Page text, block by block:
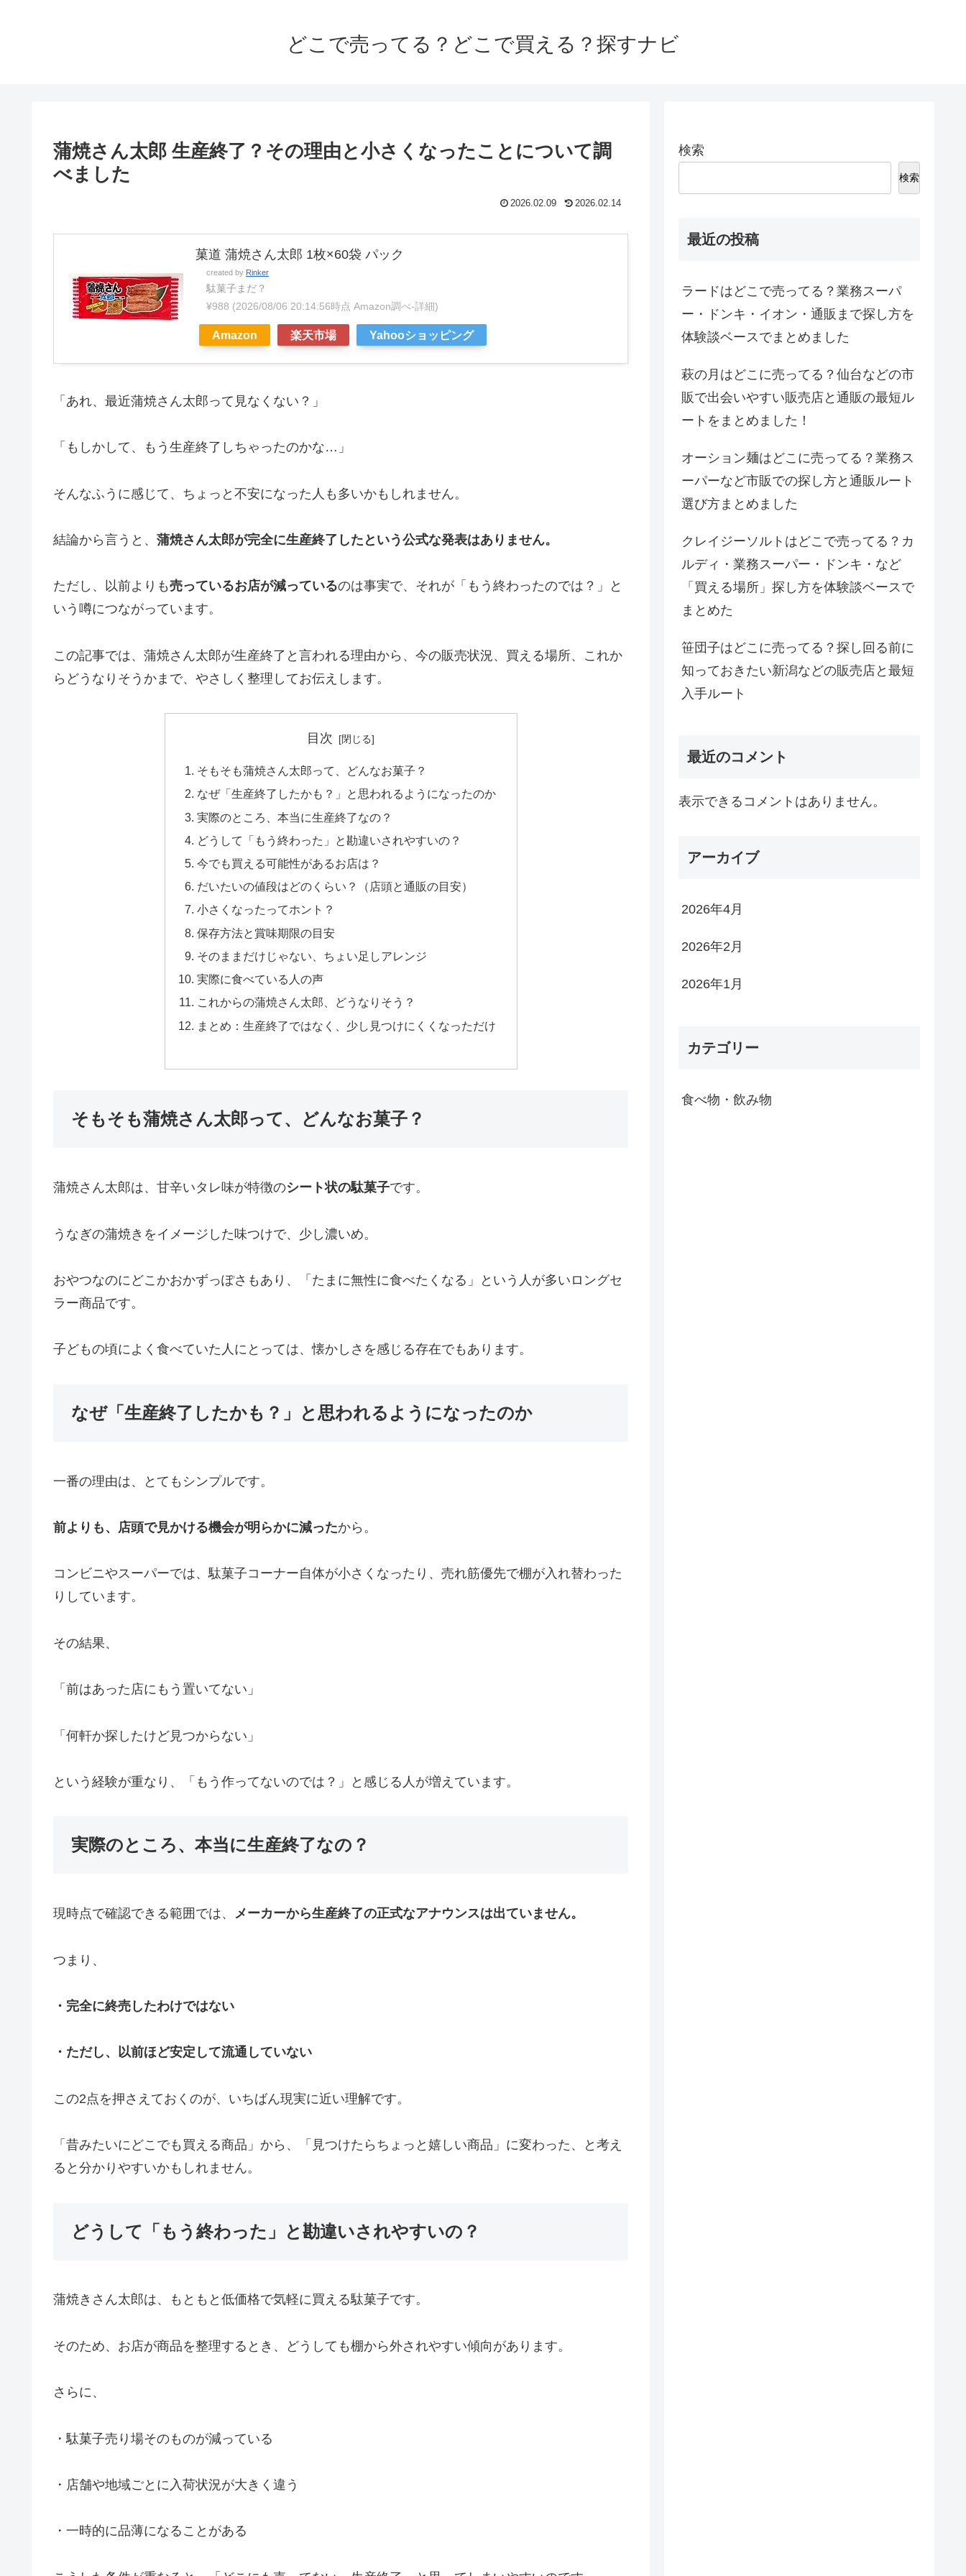
どこで売ってる？どこで買える？探すナビ
蒲焼さん太郎 生産終了？その理由と小さくなったことについて調
べました
2026.02.09 2026.02.14
菓道 蒲焼さん太郎 1枚×60袋 パック
created by Rinker
駄菓子まだ？
¥988 (2026/08/06 20:14:56時点 Amazon調べ-詳細)
Amazon 楽天市場 Yahooショッピング
「あれ、最近蒲焼さん太郎って見なくない？」
「もしかして、もう生産終了しちゃったのかな…」
そんなふうに感じて、ちょっと不安になった人も多いかもしれません。
結論から言うと、 蒲焼さん太郎が完全に生産終了したという公式な発表はありません。
ただし、以前よりも売っているお店が減っているのは事実で、それが「もう終わったのでは？」と
いう噂につながっています。
この記事では、蒲焼さん太郎が生産終了と言われる理由から、今の販売状況、買える場所、これか
らどうなりそうかまで、やさしく整理してお伝えします。
目次
そもそも蒲焼さん太郎って、どんなお菓子？
なぜ「生産終了したかも？」と思われるようになったのか
実際のところ、本当に生産終了なの？
どうして「もう終わった」と勘違いされやすいの？
今でも買える可能性があるお店は？
だいたいの値段はどのくらい？（店頭と通販の目安）
小さくなったってホント？
保存方法と賞味期限の目安
そのままだけじゃない、ちょい足しアレンジ
実際に食べている人の声
これからの蒲焼さん太郎、どうなりそう？
まとめ：生産終了ではなく、少し見つけにくくなっただけ
そもそも蒲焼さん太郎って、どんなお菓子？
蒲焼さん太郎は、甘辛いタレ味が特徴のシート状の駄菓子です。
うなぎの蒲焼きをイメージした味つけで、少し濃いめ。
おやつなのにどこかおかずっぽさもあり、「たまに無性に食べたくなる」という人が多いロングセ
ラー商品です。
子どもの頃によく食べていた人にとっては、懐かしさを感じる存在でもあります。
なぜ「生産終了したかも？」と思われるようになったのか
一番の理由は、とてもシンプルです。
前よりも、店頭で見かける機会が明らかに減ったから。
コンビニやスーパーでは、駄菓子コーナー自体が小さくなったり、売れ筋優先で棚が入れ替わった
りしています。
その結果、
「前はあった店にもう置いてない」
「何軒か探したけど見つからない」
という経験が重なり、「もう作ってないのでは？」と感じる人が増えています。
実際のところ、本当に生産終了なの？
現時点で確認できる範囲では、 メーカーから生産終了の正式なアナウンスは出ていません。
つまり、
・完全に終売したわけではない
・ただし、以前ほど安定して流通していない
この2点を押さえておくのが、いちばん現実に近い理解です。
「昔みたいにどこでも買える商品」から、「見つけたらちょっと嬉しい商品」に変わった、と考え
ると分かりやすいかもしれません。
どうして「もう終わった」と勘違いされやすいの？
蒲焼きさん太郎は、もともと低価格で気軽に買える駄菓子です。
そのため、お店が商品を整理するとき、どうしても棚から外されやすい傾向があります。
さらに、
・駄菓子売り場そのものが減っている
・店舗や地域ごとに入荷状況が大きく違う
・一時的に品薄になることがある
検索
検索
最近の投稿
ラードはどこで売ってる？業務スーパ
ー・ドンキ・イオン・通販まで探し方を
体験談ベースでまとめました
萩の月はどこに売ってる？仙台などの市
販で出会いやすい販売店と通販の最短ル
ートをまとめました！
オーション麺はどこに売ってる？業務ス
ーパーなど市販での探し方と通販ルート
選び方まとめました
クレイジーソルトはどこで売ってる？カ
ルディ・業務スーパー・ドンキ・など
「買える場所」探し方を体験談ベースで
まとめた
笹団子はどこに売ってる？探し回る前に
知っておきたい新潟などの販売店と最短
入手ルート
最近のコメント
表示できるコメントはありません。
アーカイブ
2026年4月
2026年2月
2026年1月
カテゴリー
食べ物・飲み物